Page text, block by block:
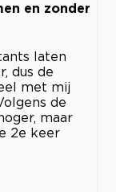
en zonder
laten
dus de
met mij
de
maar
2e keer